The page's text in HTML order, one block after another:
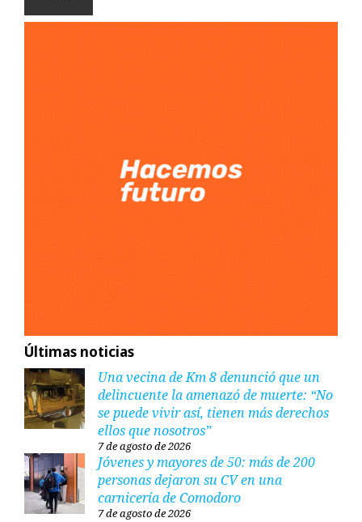
Últimas noticias
Una vecina de Km 8 denunció que un
delincuente la amenazó de muerte: “No
se puede vivir así, tienen más derechos
ellos que nosotros”
7 de agosto de 2026
Jóvenes y mayores de 50: más de 200
personas dejaron su CV en una
carnicería de Comodoro
7 de agosto de 2026